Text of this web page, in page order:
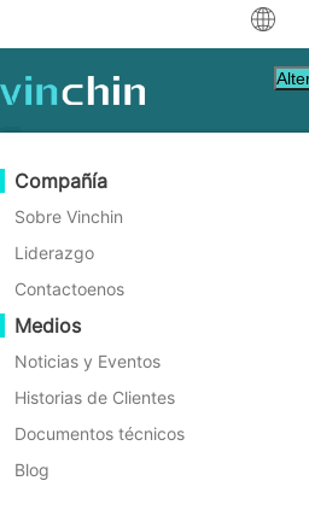
Descargar Soporte
de Ventas
中文
Protección de Datos
Copia de seguridad y recuperación
Replicación en tiempo real
Protección Continua de Datos
Copia fuera del sitio
Archiving
Orquestación de Trabajos
Movilidad de Cargas de Trabajo
Migración V2V
Virtual
VMware
Hyper-V
Proxmox
XCP-ng
oVirt
H3C CAS/UIS
ZStack
Sangfor HCI
Recursos de Soporte
Base de conocimientos
Videos de instrucciones
Centro de Ayuda
Eventos en Vivo
Webinars
Demo en Vivo
Historias de Clientes
Servicios de TI
Guía de compra
Aprenda cómo comprar
Política de Licencia
Preguntas frecuentes
Contacto
Solicitar una cotización
Conviértete en un Socio
Programa de socios
Conviértete en un Socio
Encuentra un socio
Encuentra un Socio Local
¿Ya eres socio?
Inicio de sesión del Portal de
Compañía
Sobre Vinchin
Liderazgo
Contactoenos
Medios
Noticias y Eventos
Historias de Clientes
Documentos técnicos
Blog
Solución de
Datos Segura y
el Gobierno
Adecuado para diversos